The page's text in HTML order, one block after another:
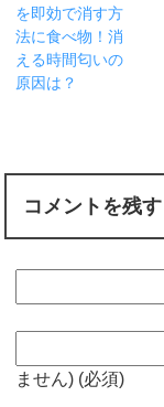
を即効で消す方
法に食べ物！消
える時間匂いの
原因は？
コメントを残す
ません) (必須)